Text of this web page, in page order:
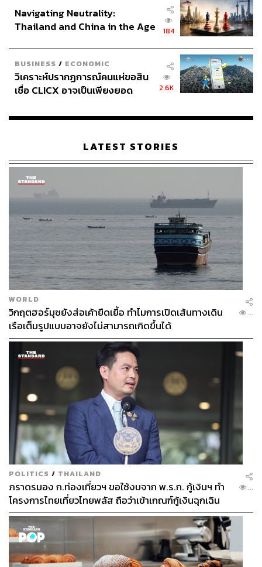
Navigating Neutrality:
Thailand and China in the Age
184
BUSINESS / ECONOMIC
วิเคราะห์ปรากฏการณ์คนแห่ขอสิน
เชื่อ CLICX อาจเป็นเพียงยอด
เรือนไทยที่ถูกซุกไว้
2.6K
LATEST STORIES
WORLD
วิกฤตฮอร์มุซยังส่อเค้ายืดเยื้อ ทำไมการเปิดเส้นทางเดิน
เรือเต็มรูปแบบอาจยังไม่สามารถเกิดขึ้นได้
...
POLITICS / THAILAND
ภราดรมอง ก.ท่องเที่ยวฯ ขอใช้งบจาก พ.ร.ก. กู้เงินฯ ทำ
โครงการไทยเที่ยวไทยพลัส ถือว่าเข้าเกณฑ์กู้เงินฉุกเฉิน
...